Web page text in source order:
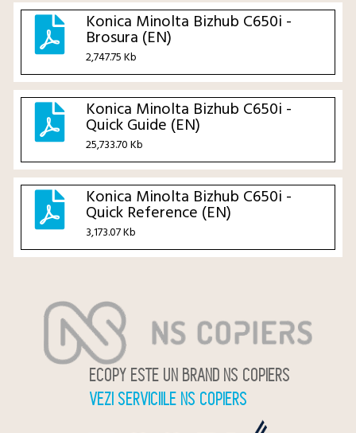
Konica Minolta Bizhub C650i -
Brosura (EN)
2,747.75 Kb
Konica Minolta Bizhub C650i -
Quick Guide (EN)
25,733.70 Kb
Konica Minolta Bizhub C650i -
Quick Reference (EN)
3,173.07 Kb
ECOPY ESTE UN BRAND NS COPIERS
VEZI SERVICIILE NS COPIERS